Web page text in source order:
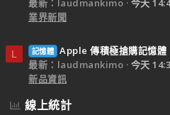
最新：laudmankimo
今天
業界新聞
L 記憶體 Apple 傳積極搶購記憶體
最新：laudmankimo
今天
新品資訊
線上統計